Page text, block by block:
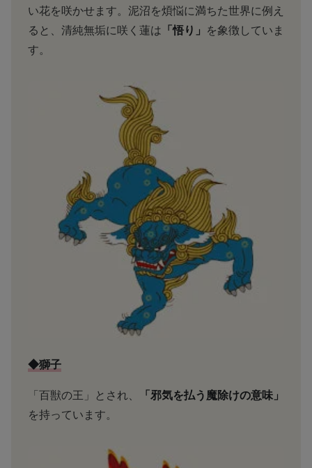
い花を咲かせます。泥沼を煩悩に満ちた世界に例え
ると、清純無垢に咲く蓮は 「悟り」 を象徴していま
す。
◆獅子
「百獣の王」とされ、
「邪気を払う魔除けの意味」
を持っています。